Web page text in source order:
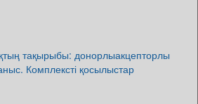
тақырыбы: донорлыакцепторлы
Комплексті қосылыстар